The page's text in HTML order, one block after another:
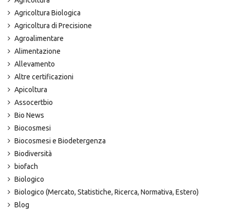
Agricoltura Biologica
Agricoltura di Precisione
Agroalimentare
Alimentazione
Allevamento
Altre certificazioni
Apicoltura
Assocertbio
Bio News
Biocosmesi
Biocosmesi e Biodetergenza
Biodiversità
biofach
Biologico
Biologico (Mercato, Statistiche, Ricerca, Normativa, Estero)
Blog